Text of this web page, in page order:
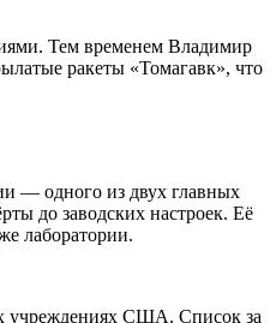
Тем временем Владимир
ракеты «Томагавк», что
— одного из двух главных
до заводских настроек. Её
лаборатории.
учреждениях США. Список за